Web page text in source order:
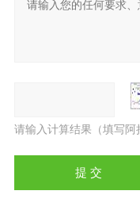
请输入计算结果（填写